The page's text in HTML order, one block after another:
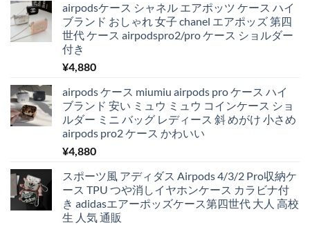
airpodsケース シャネル エアポッツ ケース ハイ
ブランド おしゃれ 女子 chanel エアポッズ 第四
世代 ケース airpodspro2/pro ケース ショルダー
付き
¥4,880
airpods ケース miumiu airpods pro ケース ハイ
ブランド 安い ミュウ ミュウ コインケース ショ
ルダー ミニ バッグ レディース 斜 めがけ 小さめ
airpods pro2 ケース かわいい
¥4,880
スポーツ風 アディダス Airpods 4/3/2 Pro収納ケ
ース TPU つや消しイヤホンケース カラビナ付
き adidasエアーポッズケース第四世代 大人 高校
生 人気 通販